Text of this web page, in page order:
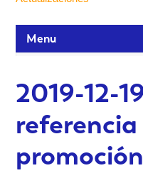
Menu
Participantes y
Personalización y Diseño
2019-12-